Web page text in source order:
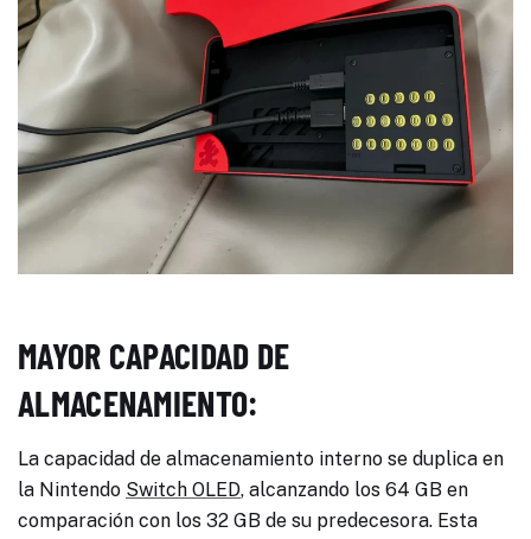
MAYOR CAPACIDAD DE
ALMACENAMIENTO:
La capacidad de almacenamiento interno se duplica en
la Nintendo Switch OLED, alcanzando los 64 GB en
comparación con los 32 GB de su predecesora. Esta